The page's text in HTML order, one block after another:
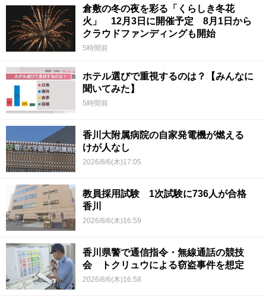
倉敷の冬の夜を彩る「くらしき冬花
火」 12月3日に開催予定 8月1日から
クラウドファンディングも開始
5時間前
ホテル選びで重視するのは？【みんなに
聞いてみた】
5時間前
香川大附属病院の自家発電機が燃える
けが人なし
2026/8/6(木)17:05
教員採用試験 1次試験に736人が合格
香川
2026/8/6(木)16:59
香川県警で通信指令・無線通話の競技
会 トクリュウによる窃盗事件を想定
2026/8/6(木)16:58